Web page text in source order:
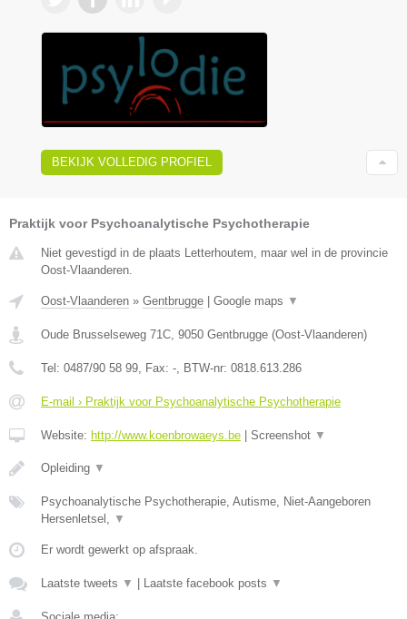
BEKIJK VOLLEDIG PROFIEL
Praktijk voor Psychoanalytische Psychotherapie
Niet gevestigd in de plaats Letterhoutem, maar wel in de provincie
Oost-Vlaanderen.
Oost-Vlaanderen » Gentbrugge Google maps ▼
Oude Brusselseweg 71C, 9050 Gentbrugge (Oost-Vlaanderen)
Tel: 0487/90 58 99, Fax: -, BTW-nr: 0818.613.286
E-mail › Praktijk voor Psychoanalytische Psychotherapie
Website: http://www.koenbrowaeys.be Screenshot ▼
Opleiding ▼
Psychoanalytische Psychotherapie, Autisme, Niet-Aangeboren
Hersenletsel, ▼
Er wordt gewerkt op afspraak.
Laatste tweets ▼ Laatste facebook posts ▼